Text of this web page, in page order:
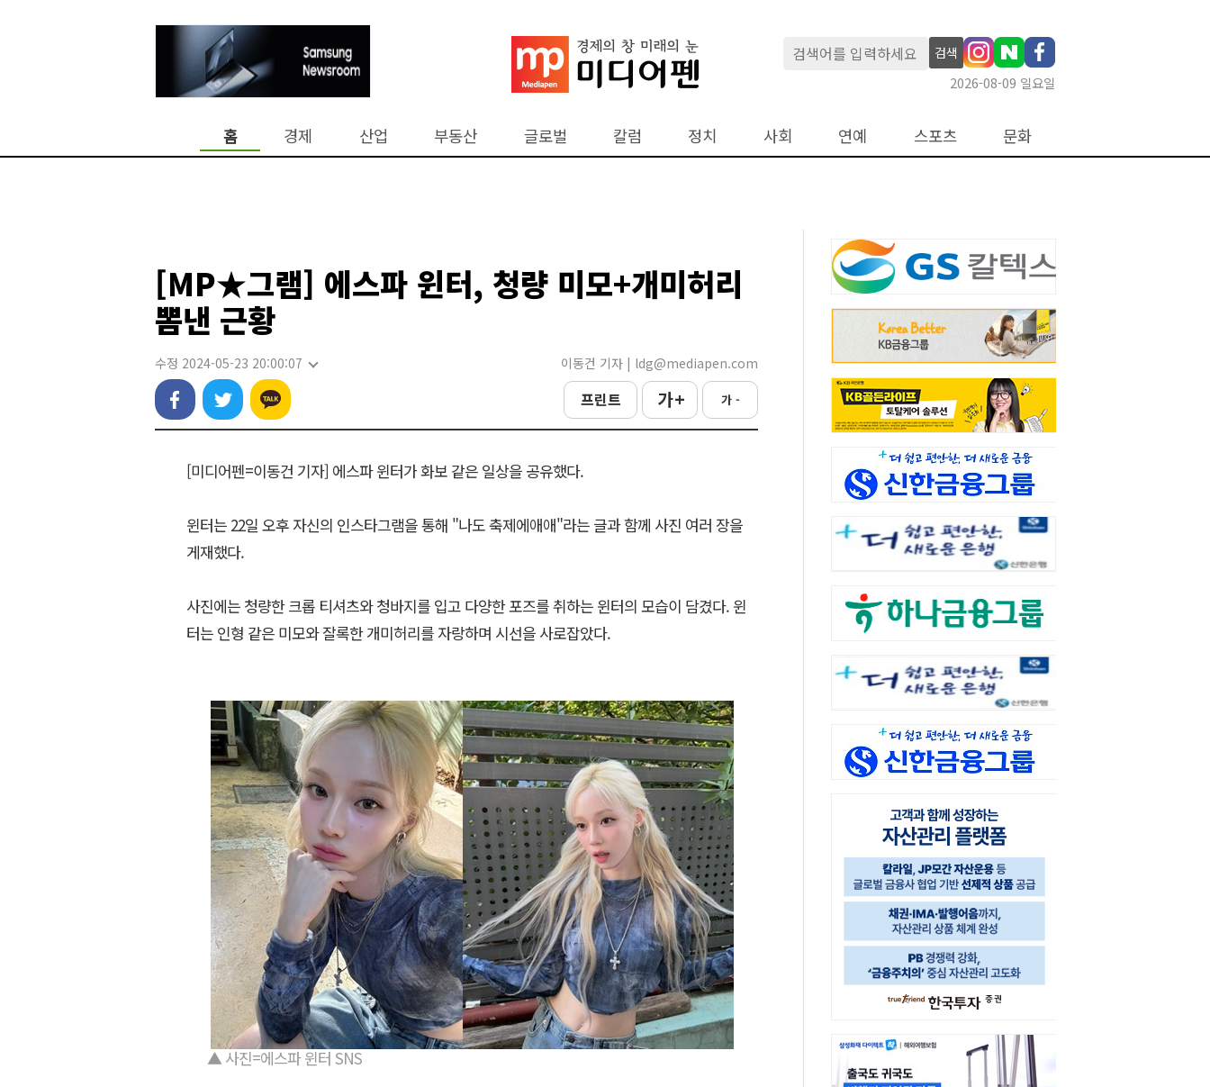
검색
2026-08-09 일요일
홈 경제 산업 부동산 글로벌 칼럼 정치 사회 연예 스포츠 문화
[MP★그램] 에스파 윈터, 청량 미모+개미허리
뽐낸 근황
수정 2024-05-23 20:00:07 이동건 기자 | ldg@mediapen.com
프린트 가 + 가 -
[미디어펜=이동건 기자] 에스파 윈터가 화보 같은 일상을 공유했다.
윈터는 22일 오후 자신의 인스타그램을 통해 "나도 축제에애애"라는 글과 함께 사진 여러 장을
게재했다.
사진에는 청량한 크롭 티셔츠와 청바지를 입고 다양한 포즈를 취하는 윈터의 모습이 담겼다. 윈
터는 인형 같은 미모와 잘록한 개미허리를 자랑하며 시선을 사로잡았다.
▲ 사진=에스파 윈터 SNS